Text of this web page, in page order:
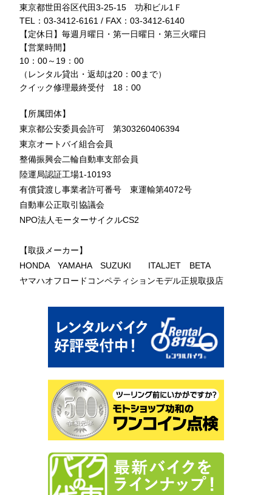
東京都世田谷区代田3-25-15 功和ビル1Ｆ
TEL：03-3412-6161 / FAX：03-3412-6140
【定休日】毎週月曜日・第一日曜日・第三火曜日
【営業時間】
10：00～19：00
（レンタル貸出・返却は20：00まで）
クイック修理最終受付 18：00
【所属団体】
東京都公安委員会許可 第303260406394
東京オートバイ組合会員
整備振興会二輪自動車支部会員
陸運局認証工場1-10193
有償貸渡し事業者許可番号 東運輸第4072号
自動車公正取引協議会
NPO法人モーターサイクルCS2
【取扱メーカー】
HONDA YAMAHA SUZUKI ITALJET BETA
ヤマハオフロードコンペティションモデル正規取扱店